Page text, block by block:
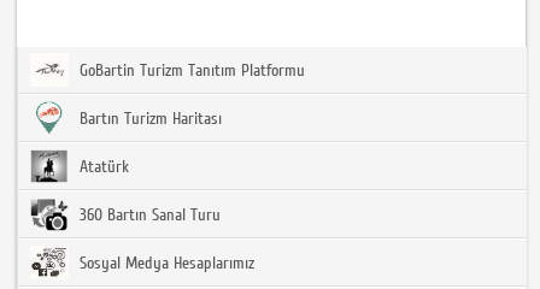
GoBartin Turizm Tanıtım Platformu
Bartın Turizm Haritası
Atatürk
360 Bartın Sanal Turu
Sosyal Medya Hesaplarımız